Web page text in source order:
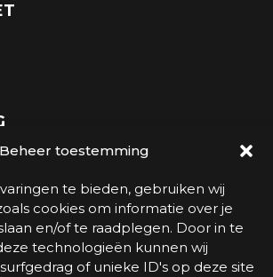
Beheer toestemming
te bieden, gebruiken wij
cookies om informatie over je
en/of te raadplegen. Door in te
technologieën kunnen wij
of unieke ID's op deze site